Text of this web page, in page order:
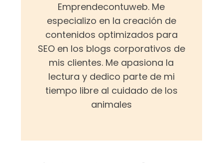
Emprendecontuweb. Me
especializo en la creación de
contenidos optimizados para
SEO en los blogs corporativos de
mis clientes. Me apasiona la
lectura y dedico parte de mi
tiempo libre al cuidado de los
animales